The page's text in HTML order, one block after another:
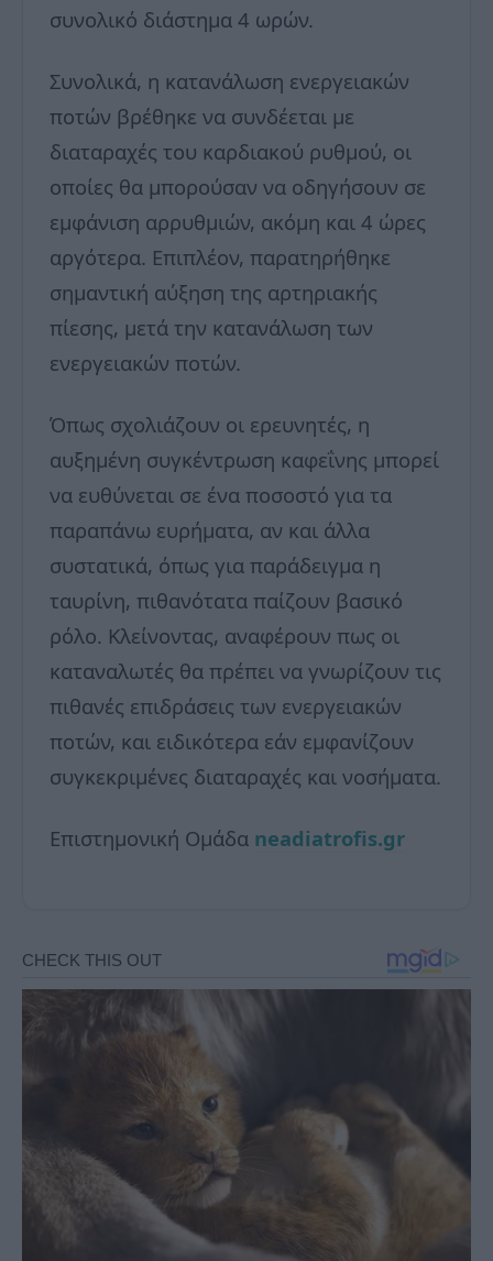
συνολικό διάστημα 4 ωρών.
Συνολικά, η κατανάλωση ενεργειακών
ποτών βρέθηκε να συνδέεται με
διαταραχές του καρδιακού ρυθμού, οι
οποίες θα μπορούσαν να οδηγήσουν σε
εμφάνιση αρρυθμιών, ακόμη και 4 ώρες
αργότερα. Επιπλέον, παρατηρήθηκε
σημαντική αύξηση της αρτηριακής
πίεσης, μετά την κατανάλωση των
ενεργειακών ποτών.
Όπως σχολιάζουν οι ερευνητές, η
αυξημένη συγκέντρωση καφεΐνης μπορεί
να ευθύνεται σε ένα ποσοστό για τα
παραπάνω ευρήματα, αν και άλλα
συστατικά, όπως για παράδειγμα η
ταυρίνη, πιθανότατα παίζουν βασικό
ρόλο. Κλείνοντας, αναφέρουν πως οι
καταναλωτές θα πρέπει να γνωρίζουν τις
πιθανές επιδράσεις των ενεργειακών
ποτών, και ειδικότερα εάν εμφανίζουν
συγκεκριμένες διαταραχές και νοσήματα.
Επιστημονική Ομάδα neadiatrofis.gr